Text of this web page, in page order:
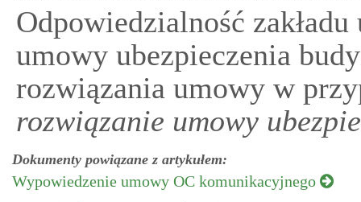
Odpowiedzialność
umowy ubezpieczenia
rozwiązania umowy w
rozwiązanie umowy
Dokumenty powiązane z artykułem:
Wypowiedzenie umowy OC komunikacyjnego